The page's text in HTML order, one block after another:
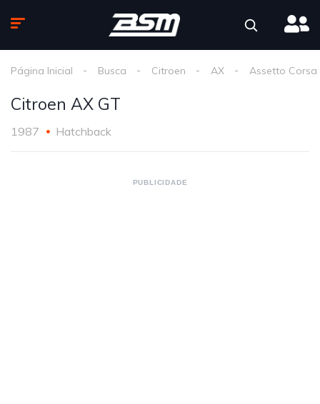
Página Inicial Busca Citroen AX Assetto Corsa
Citroen AX GT
1987 Hatchback
PUBLICIDADE